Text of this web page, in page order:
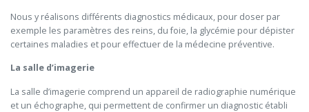
Nous y réalisons différents diagnostics médicaux, pour doser par
exemple les paramètres des reins, du foie, la glycémie pour dépister
certaines maladies et pour effectuer de la médecine préventive.
La salle d’imagerie
La salle d’imagerie comprend un appareil de radiographie numérique
et un échographe, qui permettent de confirmer un diagnostic établi